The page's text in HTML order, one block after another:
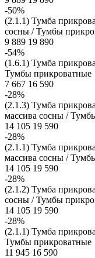
-50%
(2.1.1) Тумба
сосны / Тумбы
9 889 19 890
-54%
(1.6.1) Тумба
Тумбы прикроватные
7 667 16 590
-28%
(2.1.3) Тумба
массива сосны /
14 105 19 590
-28%
(2.1.1) Тумба
массива сосны /
14 105 19 590
-28%
(2.1.2) Тумба
сосны / Тумбы
14 105 19 590
-28%
(2.1.1) Тумба
Тумбы прикроватные
11 945 16 590